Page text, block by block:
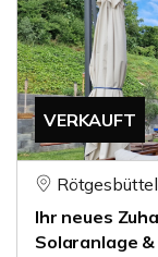
VERKAUFT
Rötgesbüttel
Ihr neues
Solaranlage